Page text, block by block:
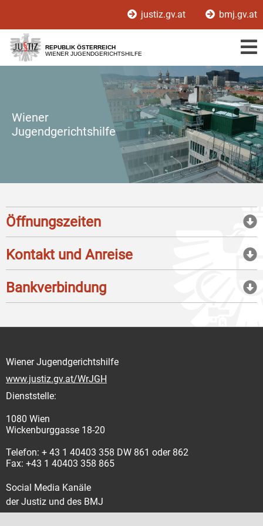
[1]
[2]
justiz.gv.at bmj.gv.at
REPUBLIK ÖSTERREICH
WIENER JUGENDGERICHTSHILFE
Wiener
Jugendgerichtshilfe
Öffnungszeiten
Kontakt und Anreise
Bankverbindung
Wiener Jugendgerichtshilfe
www.justiz.gv.at/WrJGH
Dienststelle:
1080 Wien
Wickenburggasse 18-20
Telefon: + 43 1 40403 358 DW 861 oder 862
Fax: +43 1 40403 358 865
Social Media Kanäle
der Justiz und des BMJ